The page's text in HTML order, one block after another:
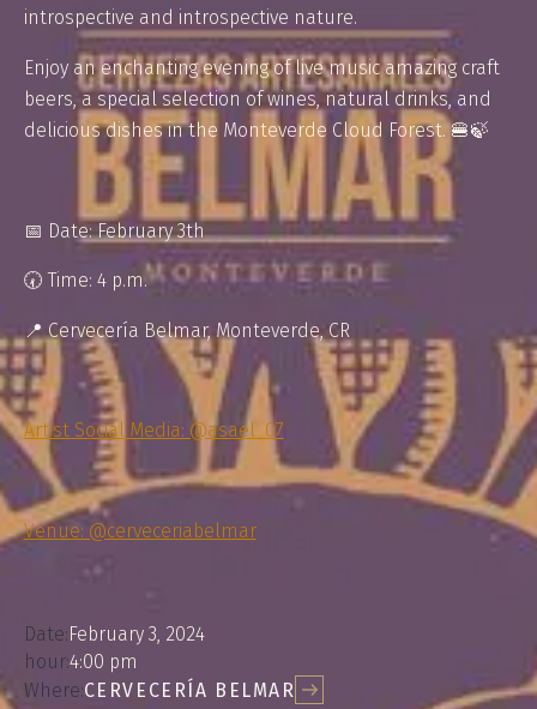
introspective and introspective nature.
Enjoy an enchanting evening of live music amazing craft
beers, a special selection of wines, natural drinks, and
delicious dishes in the Monteverde Cloud Forest. 🍔🍃​​​​​​​​ ​​​​​​​​ ⁠⁠
📅 Date: February 3th
🕢 Time: 4 p.m.⁠
📍 Cervecería Belmar, Monteverde, CR⁠
Artist Social Media: @asael_07
Venue: @cerveceriabelmar
Date: February 3, 2024
hour:4:00 pm
Where:CERVECERÍA BELMAR